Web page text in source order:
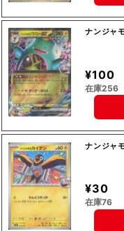
ナンジャ
¥100
在庫256
ナンジャ
¥30
在庫76